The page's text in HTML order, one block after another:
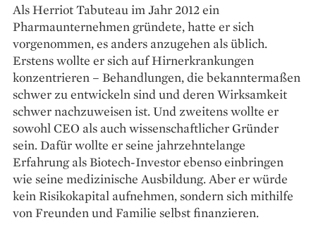
Als Herriot Tabuteau im Jahr 2012 ein
Pharmaunternehmen gründete, hatte er sich
vorgenommen, es anders anzugehen als üblich.
Erstens wollte er sich auf Hirnerkrankungen
konzentrieren – Behandlungen, die bekanntermaßen
schwer zu entwickeln sind und deren Wirksamkeit
schwer nachzuweisen ist. Und zweitens wollte er
sowohl CEO als auch wissenschaftlicher Gründer
sein. Dafür wollte er seine jahrzehntelange
Erfahrung als Biotech-Investor ebenso einbringen
wie seine medizinische Ausbildung. Aber er würde
kein Risikokapital aufnehmen, sondern sich mithilfe
von Freunden und Familie selbst finanzieren.